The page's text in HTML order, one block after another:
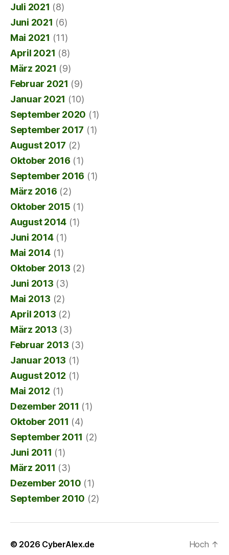
Juli 2021 (8)
Juni 2021 (6)
Mai 2021 (11)
April 2021 (8)
März 2021 (9)
Februar 2021 (9)
Januar 2021 (10)
September 2020 (1)
September 2017 (1)
August 2017 (2)
Oktober 2016 (1)
September 2016 (1)
März 2016 (2)
Oktober 2015 (1)
August 2014 (1)
Juni 2014(1)
Mai 2014(1)
Oktober 2013 (2)
Juni 2013 (3)
Mai 2013 (2)
April 2013 (2)
März 2013 (3)
Februar 2013 (3)
Januar 2013 (1)
August 2012 (1)
Mai 2012 (1)
Dezember 2011 (1)
Oktober 2011 (4)
September 2011 (2)
Juni 2011 (1)
März 2011 (3)
Dezember 2010 (1)
September 2010 (2)
© 2026 CyberAlex.de Hoch ↑